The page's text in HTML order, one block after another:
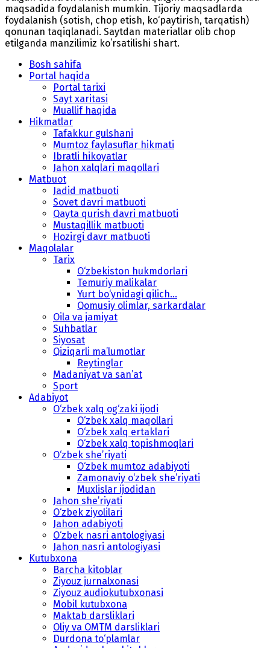
maqsadida foydalanish mumkin. Tijoriy maqsadlarda
foydalanish (sotish, chop etish, ko‘paytirish, tarqatish)
qonunan taqiqlanadi. Saytdan materiallar olib chop
etilganda manzilimiz koʻrsatilishi shart.
Bosh sahifa
Portal haqida
Portal tarixi
Sayt xaritasi
Muallif haqida
Hikmatlar
Tafakkur gulshani
Mumtoz faylasuflar hikmati
Ibratli hikoyatlar
Jahon xalqlari maqollari
Matbuot
Jadid matbuoti
Sovet davri matbuoti
Qayta qurish davri matbuoti
Mustaqillik matbuoti
Hozirgi davr matbuoti
Maqolalar
Tarix
O‘zbekiston hukmdorlari
Temuriy malikalar
Yurt bo‘ynidagi qilich...
Qomusiy olimlar, sarkardalar
Oila va jamiyat
Suhbatlar
Siyosat
Qiziqarli ma’lumotlar
Reytinglar
Madaniyat va san’at
Sport
Adabiyot
O‘zbek xalq og‘zaki ijodi
O‘zbek xalq maqollari
O‘zbek xalq ertaklari
O‘zbek xalq topishmoqlari
O‘zbek she’riyati
O‘zbek mumtoz adabiyoti
Zamonaviy o‘zbek she’riyati
Muxlislar ijodidan
Jahon she’riyati
O‘zbek ziyolilari
Jahon adabiyoti
O‘zbek nasri antologiyasi
Jahon nasri antologiyasi
Kutubxona
Barcha kitoblar
Ziyouz jurnalxonasi
Ziyouz audiokutubxonasi
Mobil kutubxona
Maktab darsliklari
Oliy va OMTM darsliklari
Durdona to‘plamlar